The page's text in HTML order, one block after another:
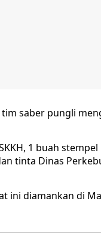
saber pungli
1 buah
tinta Dinas
ini diamankan di